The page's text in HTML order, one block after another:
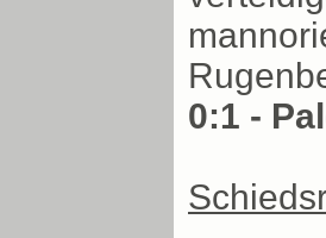
0:1 -